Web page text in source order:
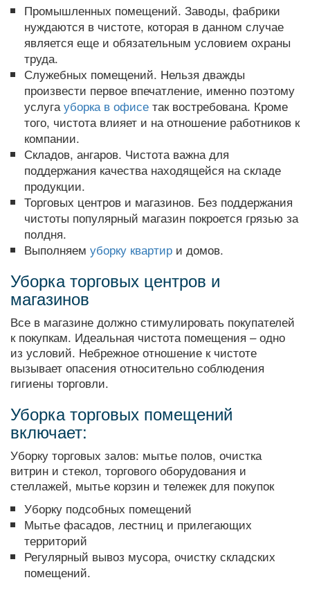
Промышленных помещений. Заводы, фабрики
нуждаются в чистоте, которая в данном случае
является еще и обязательным условием охраны
труда.
Служебных помещений. Нельзя дважды
произвести первое впечатление, именно поэтому
услуга уборка в офисе так востребована. Кроме
того, чистота влияет и на отношение работников к
компании.
Складов, ангаров. Чистота важна для
поддержания качества находящейся на складе
продукции.
Торговых центров и магазинов. Без поддержания
чистоты популярный магазин покроется грязью за
полдня.
Выполняем уборку квартир и домов.
Уборка торговых центров и
магазинов
Все в магазине должно стимулировать покупателей
к покупкам. Идеальная чистота помещения – одно
из условий. Небрежное отношение к чистоте
вызывает опасения относительно соблюдения
гигиены торговли.
Уборка торговых помещений
включает:
Уборку торговых залов: мытье полов, очистка
витрин и стекол, торгового оборудования и
стеллажей, мытье корзин и тележек для покупок
Уборку подсобных помещений
Мытье фасадов, лестниц и прилегающих
территорий
Регулярный вывоз мусора, очистку складских
помещений.